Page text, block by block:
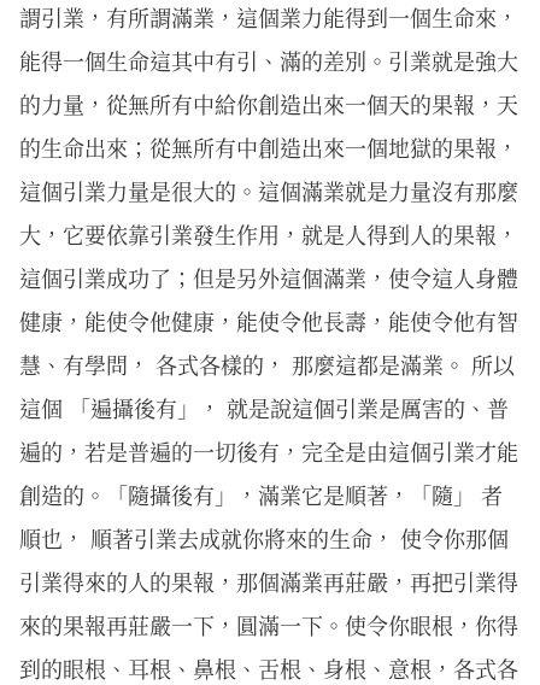
謂引業，有所謂滿業，這個業力能得到一個生命來，
能得一個生命這其中有引、滿的差別。引業就是強大
的力量，從無所有中給你創造出來一個天的果報，天
的生命出來；從無所有中創造出來一個地獄的果報，
這個引業力量是很大的。這個滿業就是力量沒有那麼
大，它要依靠引業發生作用，就是人得到人的果報，
這個引業成功了；但是另外這個滿業，使令這人身體
健康，能使令他健康，能使令他長壽，能使令他有智
慧、有學問， 各式各樣的， 那麼這都是滿業。 所以
這個 「遍攝後有」， 就是說這個引業是厲害的、普
遍的，若是普遍的一切後有，完全是由這個引業才能
創造的。「隨攝後有」，滿業它是順著，「隨」 者
順也， 順著引業去成就你將來的生命， 使令你那個
引業得來的人的果報，那個滿業再莊嚴，再把引業得
來的果報再莊嚴一下，圓滿一下。使令你眼根，你得
到的眼根、耳根、鼻根、舌根、身根、意根，各式各